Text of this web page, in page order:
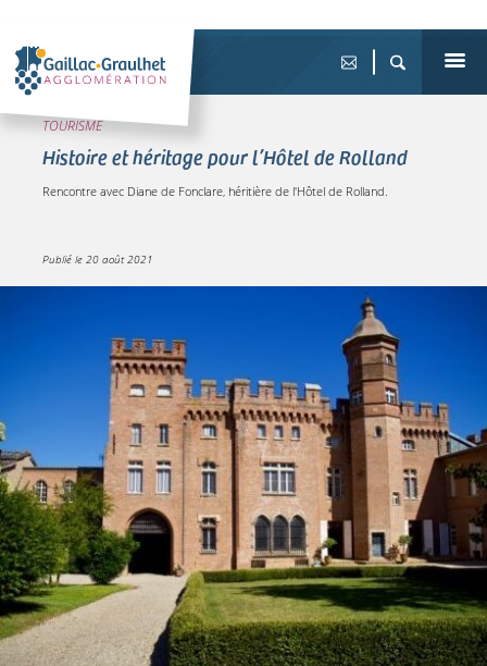
TOURISME
Histoire et héritage pour l’Hôtel de Rolland
Rencontre avec Diane de Fonclare, héritière de l'Hôtel de Rolland.
Publié le 20 août 2021